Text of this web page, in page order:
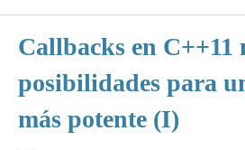
Callbacks en C++11
posibilidades para
más potente (I)